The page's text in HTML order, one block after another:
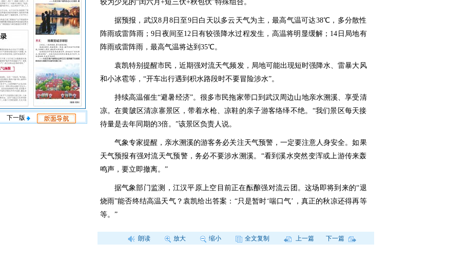
下一版
较为少见的“闰六月+短三伏+秋包伏”特殊组合。
据预报，武汉8月8日至9日白天以多云天气为主，最高气温可达38℃，多分散性
阵雨或雷阵雨；9日夜间至12日有较强降水过程发生，高温将明显缓解；14日局地有
阵雨或雷阵雨，最高气温将达到35℃。
袁凯特别提醒市民，近期强对流天气频发，局地可能出现短时强降水、雷暴大风
和小冰雹等，“开车出行遇到积水路段时不要冒险涉水”。
持续高温催生“避暑经济”。很多市民拖家带口到武汉周边山地亲水溯溪、享受清
凉。在黄陂区清凉寨景区，带着水枪、凉鞋的亲子游客络绎不绝。“我们景区每天接
待量是去年同期的3倍。”该景区负责人说。
气象专家提醒，亲水溯溪的游客务必关注天气预警，一定要注意人身安全。如果
天气预报有强对流天气预警，务必不要涉水溯溪。“看到溪水突然变浑或上游传来轰
鸣声，要立即撤离。”
据气象部门监测，江汉平原上空目前正在酝酿强对流云团。这场即将到来的“退
烧雨”能否终结高温天气？袁凯给出答案：“只是暂时‘喘口气’，真正的秋凉还得再等
等。”
朗读 放大 缩小 全文复制 上一篇 下一篇